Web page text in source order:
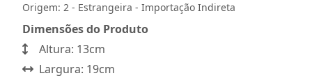
Origem: 2 - Estrangeira - Importação Indireta
Dimensões do Produto
Altura: 13cm
Largura: 19cm